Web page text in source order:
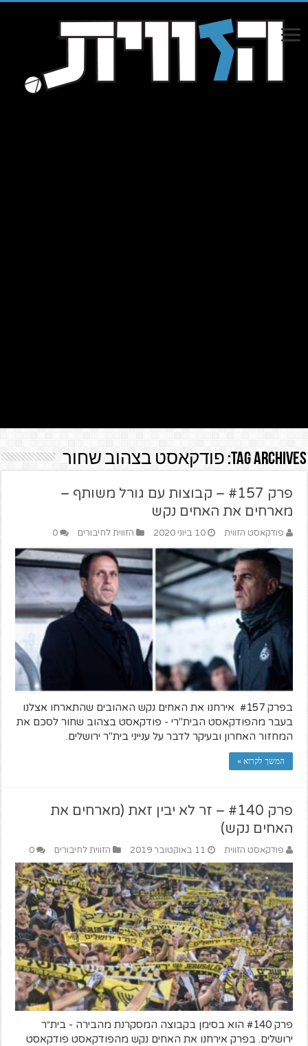
Tag Archives: פודקאסט בצהוב שחור
פרק #157 – קבוצות עם גורל משותף –
מארחים את האחים נקש
פודקאסט הזווית 10 ביוני 2020 הזווית לחיבורים 0
בפרק #157 אירחנו את האחים נקש האהובים שהתארחו אצלנו
בעבר מהפודקאסט הבית"רי - פודקאסט בצהוב שחור לסכם את
המחזור האחרון ובעיקר לדבר על ענייני בית"ר ירושלים.
המשך לקרוא »
פרק #140 – זר לא יבין זאת (מארחים את
האחים נקש)
פודקאסט הזווית 11 באוקטובר 2019 הזווית לחיבורים 0
פרק #140 הוא בסימן בקבוצה המסקרנת מהבירה - בית״ר
ירושלים. בפרק אירחנו את האחים נקש מהפודקאסט פודקאסט